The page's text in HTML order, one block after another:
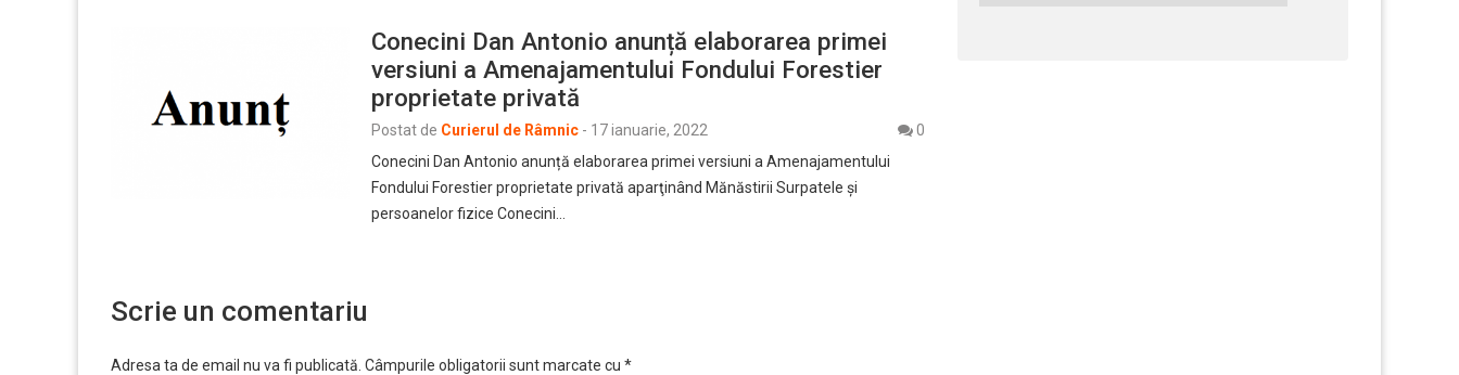
Conecini Dan Antonio anunță elaborarea primei
versiuni a Amenajamentului Fondului Forestier
proprietate privată
Postat de Curierul de Râmnic - 17 ianuarie, 2022
0
Conecini Dan Antonio anunță elaborarea primei versiuni a Amenajamentului
Fondului Forestier proprietate privată aparţinând Mănăstirii Surpatele și
persoanelor fizice Conecini…
Scrie un comentariu
Adresa ta de email nu va fi publicată. Câmpurile obligatorii sunt marcate cu *